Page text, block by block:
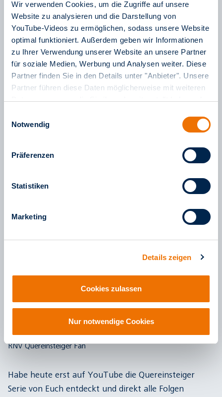
Wir verwenden Cookies, um die Zugriffe auf unsere
Website zu analysieren und die Darstellung von
YouTube-Videos zu ermöglichen, sodass unsere Website
optimal funktioniert. Außerdem geben wir Informationen
zu Ihrer Verwendung unserer Website an unsere Partner
für soziale Medien, Werbung und Analysen weiter. Diese
Partner finden Sie in den Details unter "Anbieter". Unsere
Partner führen diese Daten möglicherweise mit weiteren
Daten zusammen, die Sie ihnen bereitgestellt haben oder
haben. Weitere Informationen finden Sie in unserem
Notwendig
Präferenzen
Statistiken
Marketing
Details zeigen
Cookies zulassen
Nur notwendige Cookies
während der Ausbildung und was sich seit der
Ausstrahlung der Serie für die Beiden verändert hat.
oder über die bekannten Kanäle
Apple Podcasts
Youtube, sowie auf unserer
gehört
werden. Also hört zu, abonniert uns und teilt bitte
sehr fleißig!
Kommentare
RNV Quereinsteiger Fan
Habe heute erst auf YouTube die Quereinsteiger
Serie von Euch entdeckt und direkt alle Folgen